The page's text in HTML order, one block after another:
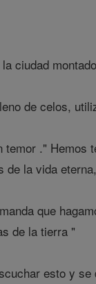
ciudad
de celos,
."
de la vida
que
de la tierra "
esto y